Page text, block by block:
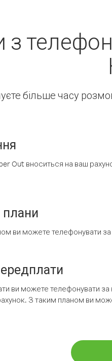
з
більше часу
Out вноситься на ваш
плани
ви можете телефонувати
ви можете телефонувати
З таким планом ви